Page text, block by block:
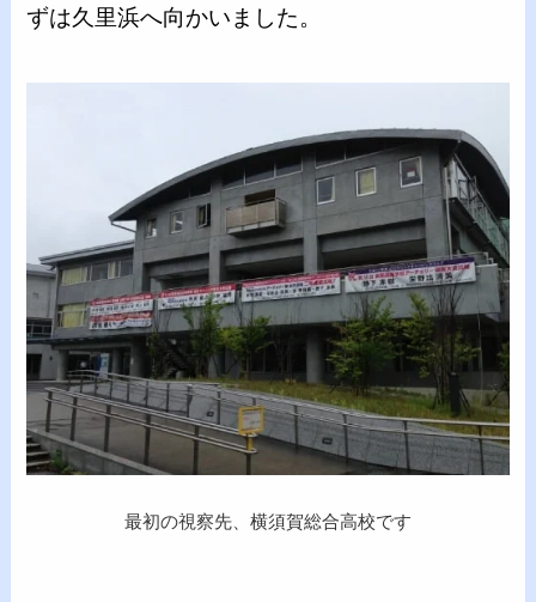
ずは久里浜へ向かいました。
最初の視察先、横須賀総合高校です